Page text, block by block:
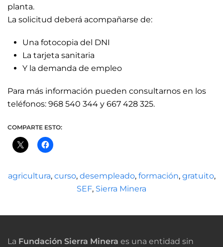
planta.
La solicitud deberá acompañarse de:
Una fotocopia del DNI
La tarjeta sanitaria
Y la demanda de empleo
Para más información pueden consultarnos en los
teléfonos: 968 540 344 y 667 428 325.
COMPARTE ESTO:
agricultura, curso, desempleado, formación, gratuito,
SEF, Sierra Minera
La Fundación Sierra Minera es una entidad sin